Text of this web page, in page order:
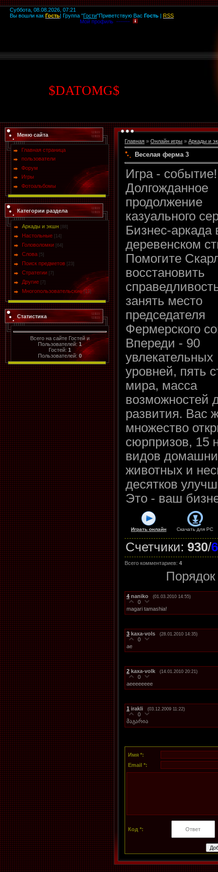
Суббота, 08.08.2026, 07:21
Вы вошли как Гость| Группа "Гости"Приветствую Вас Гость | RSS
Мой профиль -------
$DATOMG$
Меню сайта
Главная страница
пользователи
Форум
Игры
Фотоальбомы
Категории раздела
Аркады и экшн [88]
Настольные [14]
Головоломки [64]
Слова [5]
Поиск предметов [23]
Стратегии [7]
Другие [7]
Многопользовательские [13]
Статистика
Всего на сайте Гостей и
Пользователей:1
Гостей:1
Пользователей:0
Главная » Онлайн игры » Аркады и
Веселая ферма 3
Игра - событие!
Долгожданное
продолжение
казуального
Бизнес-аркада
деревенском
Помогите
восстановить
занять место
председателя
Фермерского
Впереди - 90
увлекательных
уровней, пять
мира, масса
возможностей
развития. Вас
множество
сюрпризов, 15
видов
животных и
десятков
Это - ваш
Играть онлайн Скачать для PC
Счетчики: 930/
Всего комментариев: 4
4 naniko (01.03.2010 14:55)
0
magari tamashia!
3 kaxa-vols (28.01.2010 14:35)
0
ae
2 kaxa-volk (14.01.2010 20:21)
0
aeeeeeeee
1 irakli (03.12.2009 11:22)
0
მაგარია
Имя *:
Email *:
Код *: